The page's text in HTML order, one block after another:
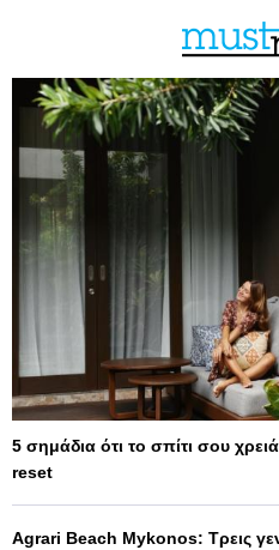
5 σημάδια ότι το σπίτι σου
reset
Agrari Beach Mykonos: Τρεις